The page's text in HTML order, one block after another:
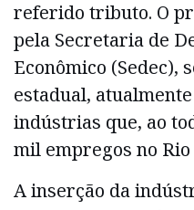
referido tributo. O
pela Secretaria de
Econômico (Sedec),
estadual,
indústrias que, ao
mil empregos no
A inserção da